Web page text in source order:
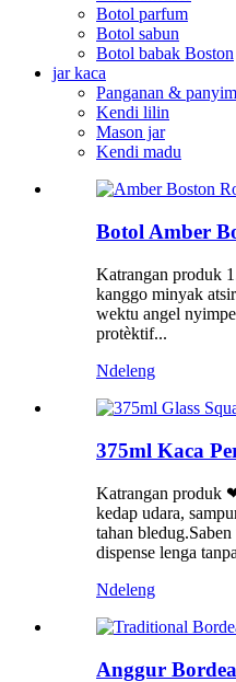
Botol parfum
Botol sabun
Botol babak Boston
jar kaca
Panganan &
Kendi lilin
Mason jar
Kendi madu
Botol Amber
Katrangan produk
kanggo minyak
wektu angel
protèktif...
Ndeleng
375ml Kaca
Katrangan produk
kedap udara,
tahan
dispense lenga
Ndeleng
Anggur